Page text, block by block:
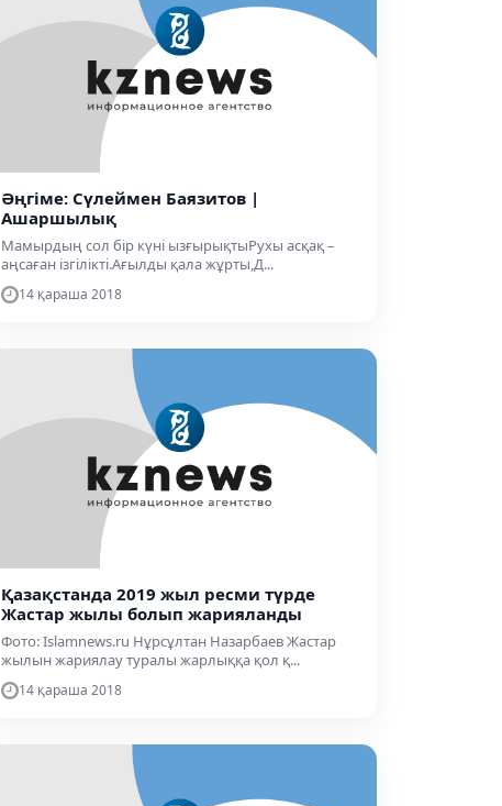
Әңгіме: Сүлеймен Баязитов |
Ашаршылық
Мамырдың сол бір күні ызғырықтыРухы асқақ –
аңсаған ізгілікті.Ағылды қала жұрты,Д...
14 қараша 2018
Қазақстанда 2019 жыл ресми түрде
Жастар жылы болып жарияланды
Фото: Іslamnews.ru Нұрсұлтан Назарбаев Жастар
жылын жариялау туралы жарлыққа қол қ...
14 қараша 2018